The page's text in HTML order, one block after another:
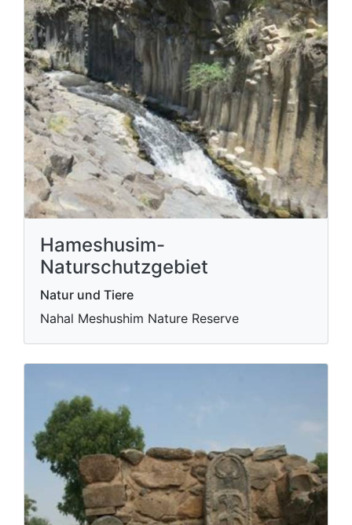
Hameshusim-
Naturschutzgebiet
Natur und Tiere
Nahal Meshushim Nature Reserve